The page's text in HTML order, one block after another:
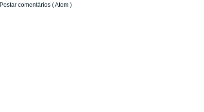
Postar comentários ( Atom )